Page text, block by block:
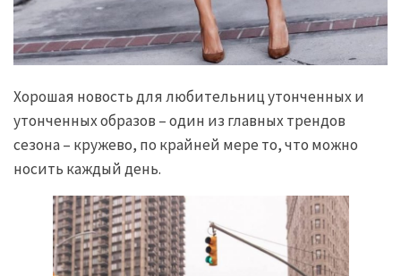
Хорошая новость для любительниц утонченных и
утонченных образов – один из главных трендов
сезона – кружево, по крайней мере то, что можно
носить каждый день.